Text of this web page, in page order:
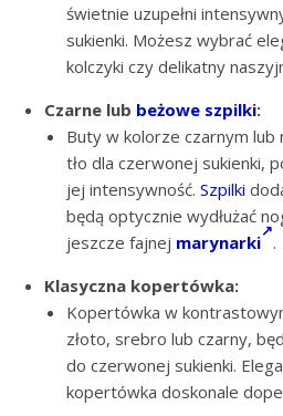
świetnie uzupełni
sukienki. Możesz wybrać
kolczyki czy delikatny
Czarne lub beżowe szpilki:
Buty w kolorze czarnym lub
tło dla czerwonej sukienki,
jej intensywność. Szpilki
będą optycznie wydłużać
jeszcze fajnej marynarki .
Klasyczna kopertówka:
Kopertówka w
złoto, srebro lub czarny,
do czerwonej sukienki.
kopertówka doskonale